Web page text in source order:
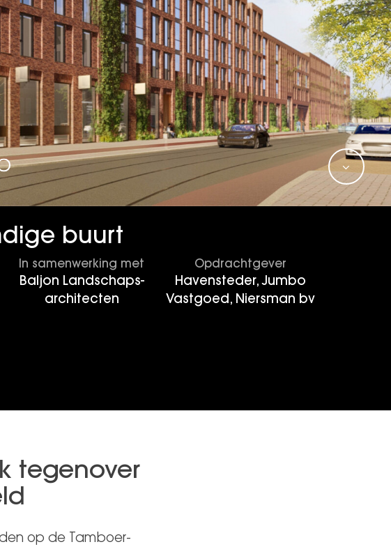
buurt
In samenwerking met
Baljon Landschaps-
architecten
Opdrachtgever
Havensteder, Jumbo
Vastgoed, Niersman bv
tegenover
op de Tamboer-